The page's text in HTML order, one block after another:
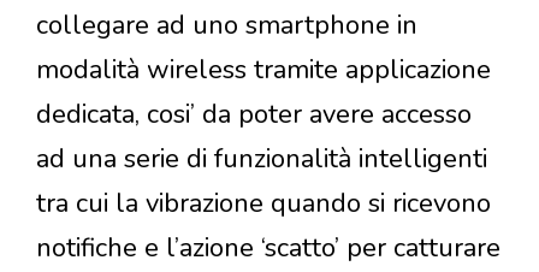
collegare ad uno smartphone in
modalità wireless tramite applicazione
dedicata, cosi’ da poter avere accesso
ad una serie di funzionalità intelligenti
tra cui la vibrazione quando si ricevono
notifiche e l’azione ‘scatto’ per catturare